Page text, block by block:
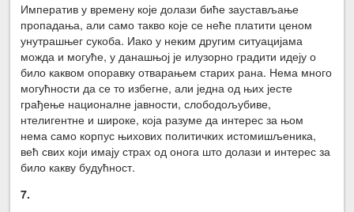
Императив у времену које долази биће заустављање
пропадања, али само такво које се неће платити ценом
унутрашњег сукоба. Иако у неким другим ситуацијама
можда и могуће, у данашњој је илузорно градити идеју о
било каквом опоравку отварањем старих рана. Нема много
могућности да се то избегне, али једна од њих јесте
грађење националне јавности, слободољубиве,
нтелигентне и широке, која разуме да интерес за њом
нема само корпус њихових политичких истомишљеника,
већ свих који имају страх од онога што долази и интерес за
било какву будућност.
7.